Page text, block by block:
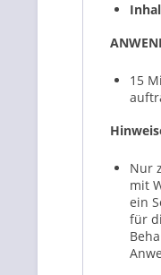
15
Nur
mit
ein
für